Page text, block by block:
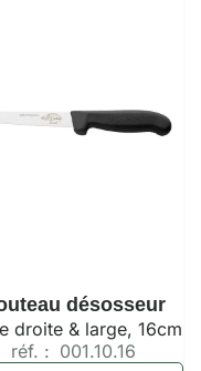
désosseur
droite & large, 16cm
réf. : 001.10.16